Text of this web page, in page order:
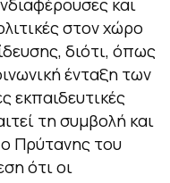
και
στον χώρο
διότι, όπως
ένταξη των
εκπαιδευτικές
τη συμβολή και
Πρύτανης του
ότι οι